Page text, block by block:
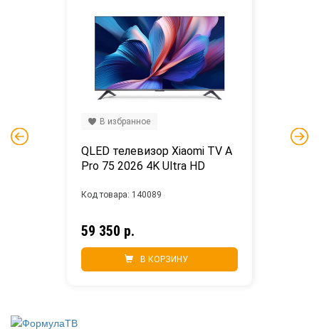
QLED телевизор Xiaomi TV A
Pro 75 2026 4K Ultra HD
59 350 р.
В КОРЗИНУ
Код товара: 140089
В избранное